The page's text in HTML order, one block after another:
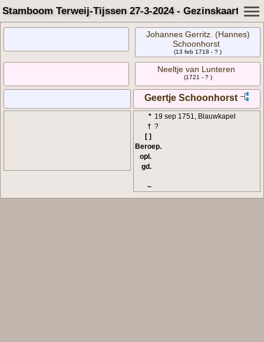
Stamboom Terweij-Tijssen 27-3-2024 - Gezinskaart
Johannes Gerritz. (Hannes)
Schoonhorst
(13 feb 1718 - ? )
Neeltje van Lunteren
(1721 - ? )
Geertje Schoonhorst
* 19 sep 1751, Blauwkapel
† ?
[ ]
Beroep.
opl.
gd.
~